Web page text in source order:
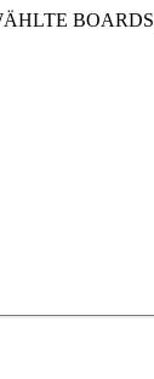
BOARDS